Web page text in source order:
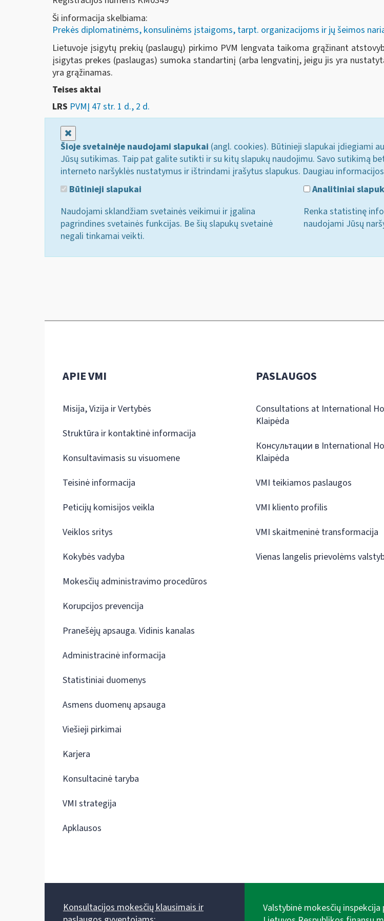
Ši informacija skelbiama:
Prekės diplomatinėms, konsulinėms įstaigoms, tarpt. organizacijoms ir jų šeimos
Lietuvoje įsigytų prekių (paslaugų) pirkimo PVM lengvata taikoma grąžinant
įsigytas prekes (paslaugas) sumoka standartinį (arba lengvatinį, jeigu jis yra
yra grąžinamas.
Teises aktai
LRS PVMĮ 47 str. 1 d., 2 d.
Šioje svetainėje naudojami slapukai (angl. cookies). Būtinieji slapukai įdiegiami
Jūsų sutikimas. Taip pat galite sutikti ir su kitų slapukų naudojimu. Savo sutikimą
interneto naršyklės nustatymus ir ištrindami įrašytus slapukus. Daugiau informacijos
Būtinieji slapukai
Naudojami sklandžiam svetainės veikimui ir įgalina
pagrindines svetainės funkcijas. Be šių slapukų svetainė
negali tinkamai veikti.
Analitiniai
Renka statistinę
naudojami Jūsų
APIE VMI
Misija, Vizija ir Vertybės
Struktūra ir kontaktinė informacija
Konsultavimasis su visuomene
Teisinė informacija
Peticijų komisijos veikla
Veiklos sritys
Kokybės vadyba
Mokesčių administravimo procedūros
Korupcijos prevencija
Pranešėjų apsauga. Vidinis kanalas
Administracinė informacija
Statistiniai duomenys
Asmens duomenų apsauga
Viešieji pirkimai
Karjera
Konsultacinė taryba
VMI strategija
Apklausos
PASLAUGOS
Consultations at International
Klaipėda
Консультации в International
Klaipėda
VMI teikiamos paslaugos
VMI kliento profilis
VMI skaitmeninė transformacija
Vienas langelis prievolėms
Konsultacijos mokesčių klausimais ir
Valstybinė mokesčių inspekcija